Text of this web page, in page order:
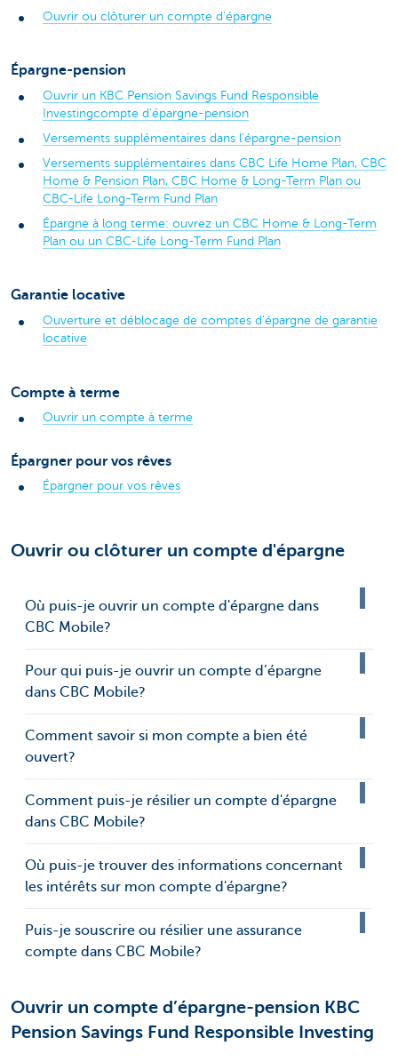
Ouvrir ou clôturer un compte d'épargne
Épargne-pension
Ouvrir un KBC Pension Savings Fund Responsible
Investingcompte d'épargne-pension
Versements supplémentaires dans l’épargne-pension
Versements supplémentaires dans CBC Life Home Plan, CBC
Home & Pension Plan, CBC Home & Long-Term Plan ou
CBC-Life Long-Term Fund Plan
Épargne à long terme: ouvrez un CBC Home & Long-Term
Plan ou un CBC-Life Long-Term Fund Plan
Garantie locative
Ouverture et déblocage de comptes d’épargne de garantie
locative
Compte à terme
Ouvrir un compte à terme
Épargner pour vos rêves
Épargner pour vos rêves
Ouvrir ou clôturer un compte d'épargne
Où puis-je ouvrir un compte d'épargne dans
CBC Mobile?
Pour qui puis-je ouvrir un compte d’épargne
dans CBC Mobile?
Comment savoir si mon compte a bien été
ouvert?
Comment puis-je résilier un compte d'épargne
dans CBC Mobile?
Où puis-je trouver des informations concernant
les intérêts sur mon compte d'épargne?
Puis-je souscrire ou résilier une assurance
compte dans CBC Mobile?
Ouvrir un compte d’épargne-pension KBC
Pension Savings Fund Responsible Investing